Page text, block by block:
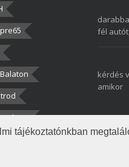
tájékoztatónkban
pre65
Balaton
fél
kérdés
amikor